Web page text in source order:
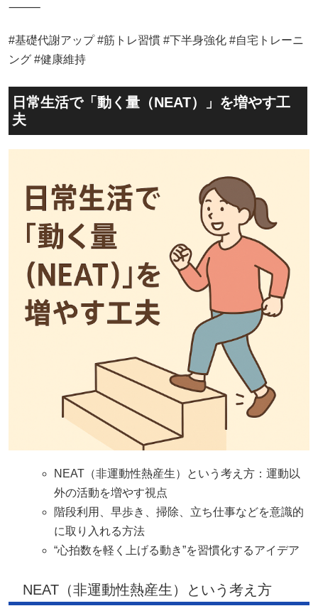
⸻
#基礎代謝アップ #筋トレ習慣 #下半身強化 #自宅トレーニ
ング #健康維持
日常生活で「動く量（NEAT）」を増やす工
夫
NEAT（非運動性熱産生）という考え方：運動以
外の活動を増やす視点
階段利用、早歩き、掃除、立ち仕事などを意識的
に取り入れる方法
“心拍数を軽く上げる動き”を習慣化するアイデア
NEAT（非運動性熱産生）という考え方